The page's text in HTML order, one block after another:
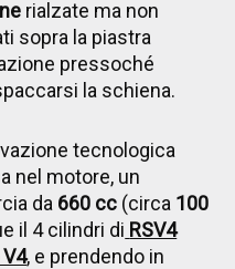
rialzate ma non
sopra la piastra
pressoché
la schiena.
tecnologica
nel motore, un
da 660 cc (circa 100
il 4 cilindri di RSV4
, e prendendo in